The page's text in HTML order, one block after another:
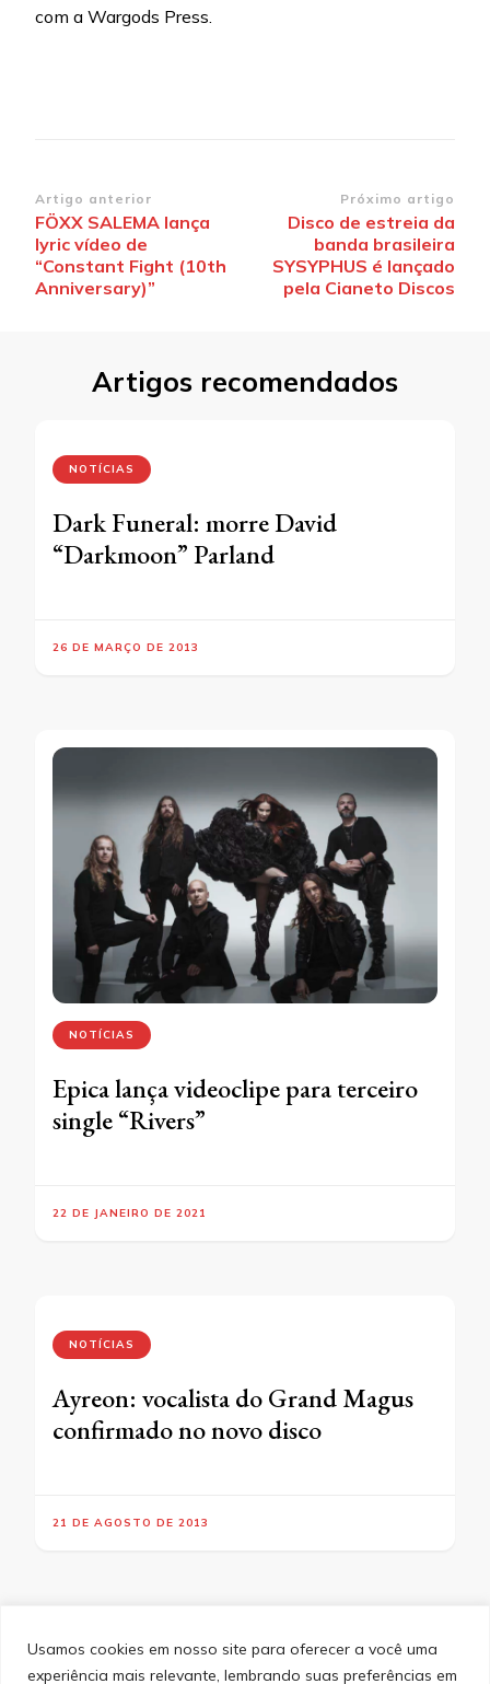
Usamos cookies em nosso site para oferecer a você uma
experiência mais relevante, lembrando suas preferências em
com a Wargods Press.
Navegação
de
post
Artigo anterior
FÖXX SALEMA lança
lyric vídeo de
“Constant Fight (10th
Anniversary)”
Próximo artigo
Disco de estreia da
banda brasileira
SYSYPHUS é lançado
pela Cianeto Discos
Artigos recomendados
NOTÍCIAS
Dark Funeral: morre David
“Darkmoon” Parland
26 DE MARÇO DE 2013
NOTÍCIAS
Epica lança videoclipe para terceiro
single “Rivers”
22 DE JANEIRO DE 2021
NOTÍCIAS
Ayreon: vocalista do Grand Magus
confirmado no novo disco
21 DE AGOSTO DE 2013
SITEMAP POLÍTICA DE PRIVACIDADE EQUIPE